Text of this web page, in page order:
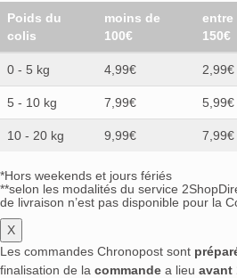
Poids du
colis
moins de
100€
entre
150€
0 - 5 kg 4,99€ 2,99€
5 - 10 kg 7,99€ 5,99€
10 - 20 kg 9,99€ 7,99€
*Hors weekends et jours fériés
**selon les modalités du service
de livraison n’est pas disponible pour la
X
Les commandes Chronopost sont
finalisation de la commande a lieu avant